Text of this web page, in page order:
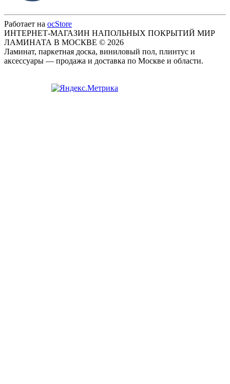
Работает на ocStore
ИНТЕРНЕТ-МАГАЗИН НАПОЛЬНЫХ ПОКРЫТИЙ МИР
ЛАМИНАТА В МОСКВЕ © 2026
Ламинат, паркетная доска, виниловый пол, плинтус и
аксессуары — продажа и доставка по Москве и области.